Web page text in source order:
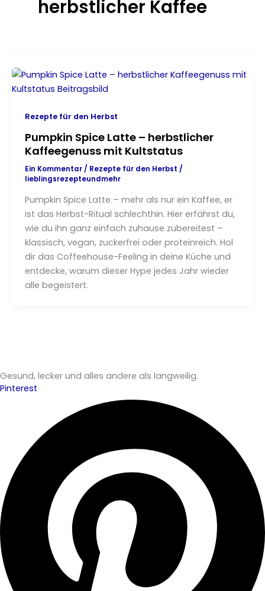
herbstlicher Kaffee
Rezepte für den Herbst
Pumpkin Spice Latte – herbstlicher
Kaffeegenuss mit Kultstatus
Ein Kommentar / Rezepte für den Herbst /
lieblingsrezepteundmehr
Pumpkin Spice Latte – mehr als nur ein Kaffee, er
ist das Herbst-Ritual schlechthin. Hier erfährst du,
wie du ihn ganz einfach zuhause zubereitest –
klassisch, vegan, zuckerfrei oder proteinreich. Hol
dir das Coffeehouse-Feeling in deine Küche und
entdecke, warum dieser Hype jedes Jahr wieder
alle begeistert.
Gesund, lecker und alles andere als langweilig.
Pinterest